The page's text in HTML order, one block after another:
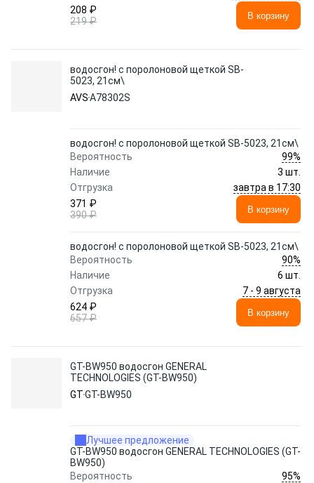
208 ₽
219 ₽
В корзину
водосгон! с поролоновой щеткой SB-
5023, 21см\
AVSA78302S
водосгон! с поролоновой щеткой SB-5023, 21см\
Вероятность
99%
Наличие
3 шт.
Отгрузка
завтра в 17:30
371 ₽
390 ₽
В корзину
водосгон! с поролоновой щеткой SB-5023, 21см\
Вероятность
90%
Наличие
6 шт.
Отгрузка
7 - 9 августа
624 ₽
657 ₽
В корзину
GT-BW950 водосгон GENERAL
TECHNOLOGIES (GT-BW950)
GTGT-BW950
Лучшее предложение
GT-BW950 водосгон GENERAL TECHNOLOGIES (GT-
BW950)
Вероятность
95%